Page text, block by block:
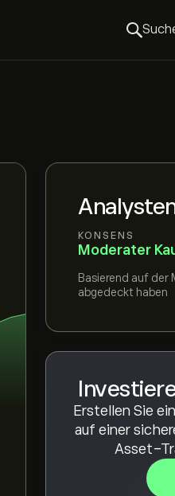
KONSENS
Moderater
Basierend auf der
abgedeckt haben
Erstellen Sie
auf einer
Asset-